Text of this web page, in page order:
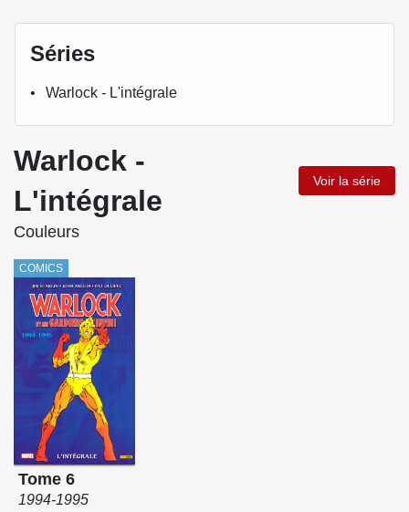
Séries
Warlock - L'intégrale
Warlock -
L'intégrale
Voir la série
Couleurs
COMICS
Tome 6
1994-1995